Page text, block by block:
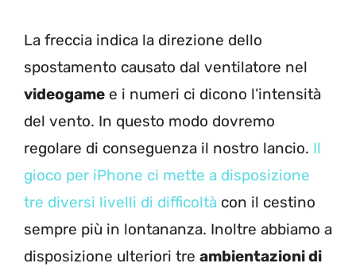
La freccia indica la direzione dello
spostamento causato dal ventilatore nel
videogame e i numeri ci dicono l’intensità
del vento. In questo modo dovremo
regolare di conseguenza il nostro lancio. Il
gioco per iPhone ci mette a disposizione
tre diversi livelli di difficoltà con il cestino
sempre più in lontananza. Inoltre abbiamo a
disposizione ulteriori tre ambientazioni di